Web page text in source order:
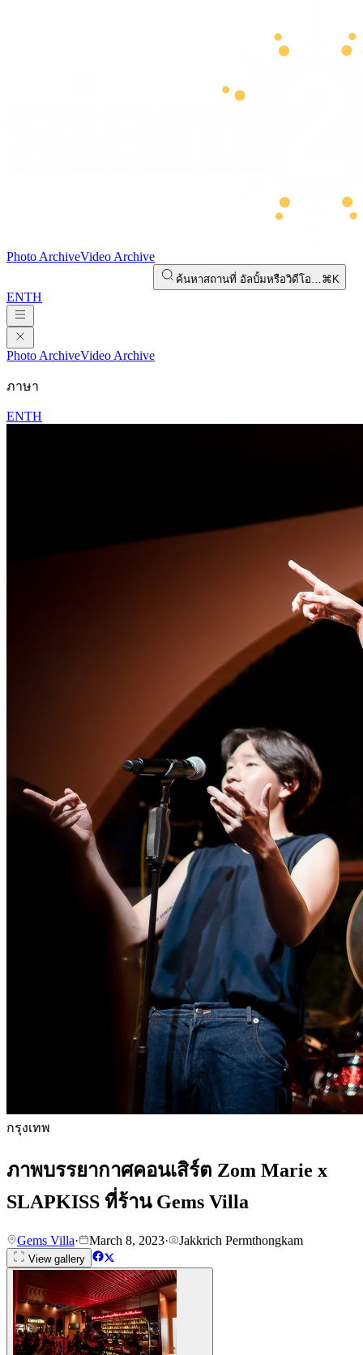
Photo ArchiveVideo Archive
ค้นหาสถานที่ อัลบั้มหรือวิดีโอ…⌘K
ENTH
Photo ArchiveVideo Archive
ภาษา
ENTH
กรุงเทพ
ภาพบรรยากาศคอนเสิร์ต Zom Marie x
SLAPKISS ที่ร้าน Gems Villa
Gems Villa· March 8, 2023· Jakkrich Permthongkam
View gallery